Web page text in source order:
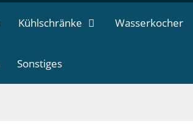
Kühlschränke Wasserkocher
Sonstiges